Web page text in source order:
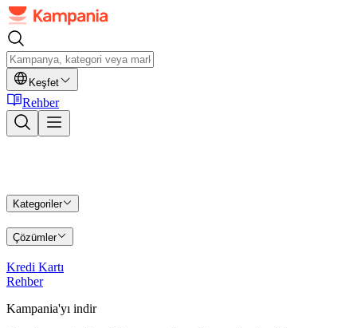
Keşfet
Rehber
Kategoriler
Çözümler
Kredi Kartı
Rehber
Kampania'yı indir